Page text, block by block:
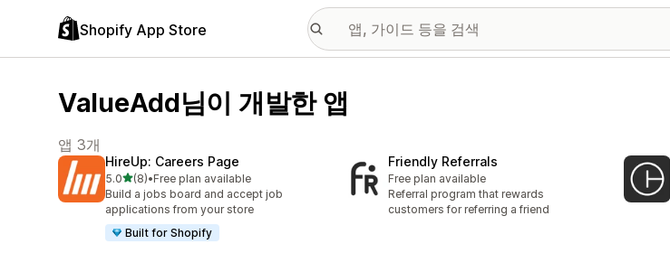
Shopify App Store
ValueAdd님이 개발한 앱
앱 3개
HireUp: Careers Page
5.0별 5개 중
(8)
총 리뷰 8개
•Free plan available
Build a jobs board and accept job
applications from your store
Built for Shopify
Friendly Referrals
Free plan available
Referral program that rewards
customers for referring a friend